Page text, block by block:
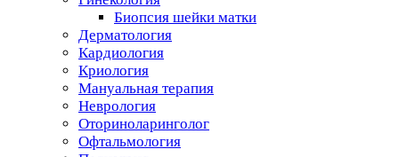
Биопсия шейки матки
Дерматология
Кардиология
Криология
Мануальная терапия
Неврология
Оториноларинголог
Офтальмология